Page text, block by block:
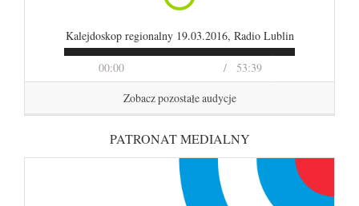
00:00 53:39
Kalejdoskop regionalny 19.03.2016, Radio Lublin
Zobacz pozostałe audycje
PATRONAT MEDIALNY